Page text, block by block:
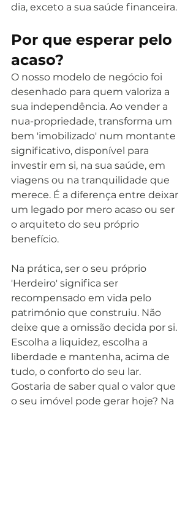
dia, exceto a sua saúde financeira.
Por que esperar pelo
acaso?
O nosso modelo de negócio foi
desenhado para quem valoriza a
sua independência. Ao vender a
nua-propriedade, transforma um
bem 'imobilizado' num montante
significativo, disponível para
investir em si, na sua saúde, em
viagens ou na tranquilidade que
merece. É a diferença entre deixar
um legado por mero acaso ou ser
o arquiteto do seu próprio
benefício.
Na prática, ser o seu próprio
'Herdeiro' significa ser
recompensado em vida pelo
património que construiu. Não
deixe que a omissão decida por si.
Escolha a liquidez, escolha a
liberdade e mantenha, acima de
tudo, o conforto do seu lar.
Gostaria de saber qual o valor que
o seu imóvel pode gerar hoje? Na